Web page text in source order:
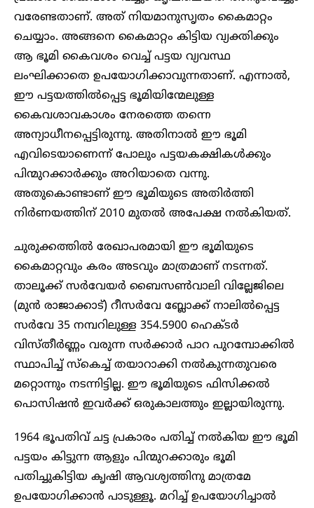
വരേണ്ടതാണ്. അത് നിയമാനുസൃതം കൈമാറ്റം
ചെയ്യാം. അങ്ങനെ കൈമാറ്റം കിട്ടിയ വ്യക്തിക്കും
ആ ഭൂമി കൈവശം വെച്ച് പട്ടയ വ്യവസ്ഥ
ലംഘിക്കാതെ ഉപയോഗിക്കാവുന്നതാണ്. എന്നാൽ,
ഈ പട്ടയത്തിൽപ്പെട്ട ഭൂമിയിന്മേലുള്ള
കൈവശാവകാശം നേരത്തെ തന്നെ
അന്യാധീനപ്പെട്ടിരുന്നു. അതിനാൽ ഈ ഭൂമി
എവിടെയാണെന്ന് പോലും പട്ടയകക്ഷികൾക്കും
പിന്മുറക്കാർക്കും അറിയാതെ വന്നു.
അതുകൊണ്ടാണ് ഈ ഭൂമിയുടെ അതിർത്തി
നിർണയത്തിന് 2010 മുതൽ അപേക്ഷ നൽകിയത്.
ചുരുക്കത്തിൽ രേഖാപരമായി ഈ ഭൂമിയുടെ
കൈമാറ്റവും കരം അടവും മാത്രമാണ് നടന്നത്.
താലൂക്ക് സർവേയർ ബൈസൺവാലി വില്ലേജിലെ
(മുൻ രാജാക്കാട്) റീസർവേ ബ്ലോക്ക് നാലിൽപ്പെട്ട
സർവേ 35 നമ്പറിലുള്ള 354.5900 ഹെക്ടർ
വിസ്തീർണ്ണം വരുന്ന സർക്കാർ പാറ പുറമ്പോക്കിൽ
സ്ഥാപിച്ച് സ്കെച്ച് തയാറാക്കി നൽകുന്നതുവരെ
മറ്റൊന്നും നടന്നിട്ടില്ല. ഈ ഭൂമിയുടെ ഫിസിക്കൽ
പൊസിഷൻ ഇവർക്ക് ഒരുകാലത്തും ഇല്ലായിരുന്നു.
1964 ഭൂപതിവ് ചട്ട പ്രകാരം പതിച്ച് നൽകിയ ഈ ഭൂമി
പട്ടയം കിട്ടുന്ന ആളും പിന്മുറക്കാരും ഭൂമി
പതിച്ചുകിട്ടിയ കൃഷി ആവശ്യത്തിനു മാത്രമേ
ഉപയോഗിക്കാൻ പാടുള്ളൂ. മറിച്ച് ഉപയോഗിച്ചാൽ